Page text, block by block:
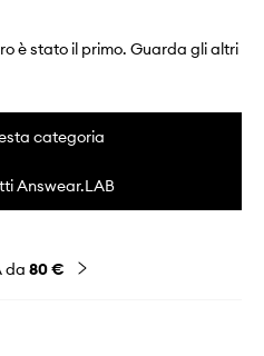
è stato il primo. Guarda gli altri
categoria
Answear.LAB
da 80 €